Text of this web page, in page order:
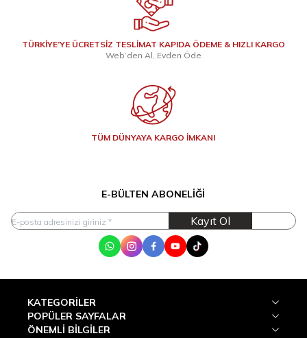
TÜRKİYE’YE ÜCRETSİZ TESLİMAT KAPIDA ÖDEME & HIZLI KARGO
Web’den Al, Evden Öde
TÜM DÜNYAYA KARGO İMKANI
E-BÜLTEN ABONELIĞI
Kayıt Ol
WhatsApp
InstagramFacebook
YoutubeTik Tok
KATEGORILER
POPÜLER SAYFALAR
ÖNEMLI BILGILER